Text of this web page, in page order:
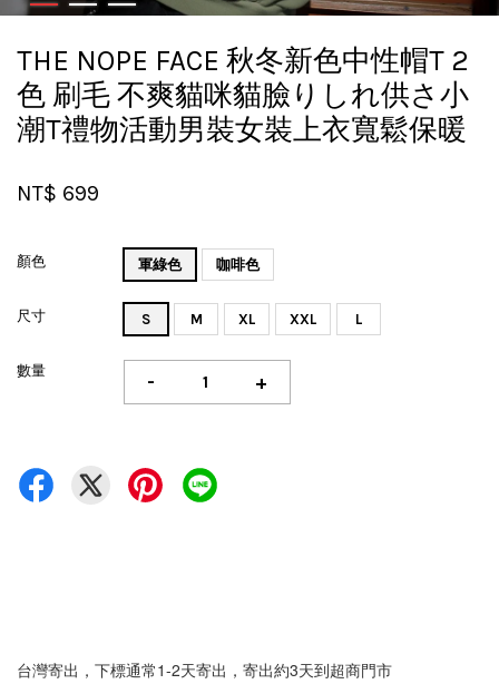
THE NOPE FACE 秋冬新色中性帽T 2
色 刷毛 不爽貓咪貓臉りしれ供さ小
潮T禮物活動男裝女裝上衣寬鬆保暖
NT$ 699
顏色 軍綠色 咖啡色
尺寸 S M XL XXL L
數量 - +
台灣寄出，下標通常1-2天寄出，寄出約3天到超商門市